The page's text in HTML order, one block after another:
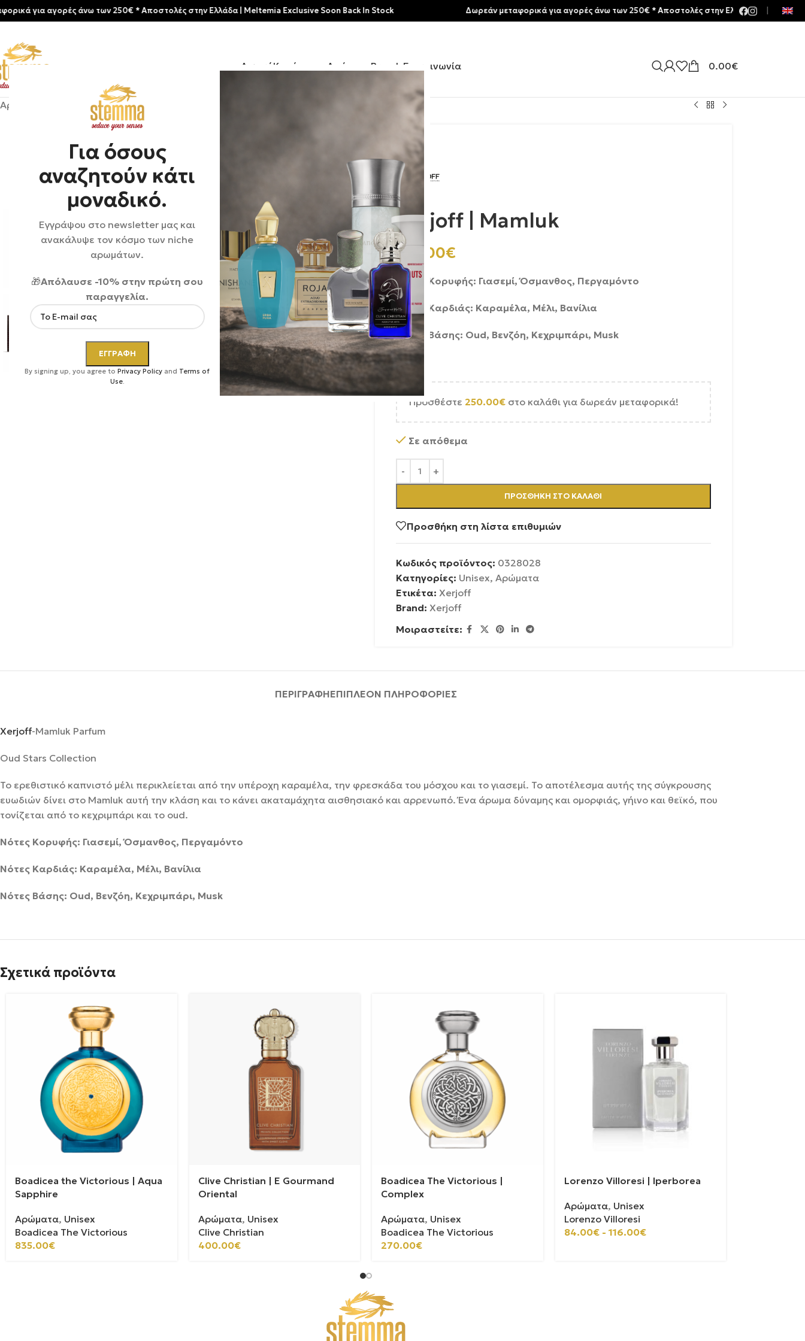
Για όσους
αναζητούν κάτι
μοναδικό.
Εγγράψου στο newsletter μας και
ανακάλυψε τον κόσμο των niche
αρωμάτων.
🎁Απόλαυσε -10% στην πρώτη σου
παραγγελία.
By signing up, you agree toPrivacy Policy and Terms of
Use.
Αρχική Κατάστημα Αρώματα Brands Επικοινωνία 0.00€
Αρχική σελίδα Shop/Αρώματα/
Κάντε κλικ για μεγέθυνση
Xerjoff | Mamluk
275.00€
Νότες Κορυφής: Γιασεμί, Όσμανθος, Περγαμόντο
Νότες Καρδιάς: Καραμέλα, Μέλι, Βανίλια
Νότες Βάσης: Oud, Βενζόη, Κεχριμπάρι, Musk
Προσθέστε 250.00€στο καλάθι για δωρεάν μεταφορικά!
Σε απόθεμα
ΠΡΟΣΘΉΚΗ ΣΤΟ ΚΑΛΆΘΙ
Προσθήκη στη λίστα επιθυμιών
Κωδικός προϊόντος: 0328028
Κατηγορίες: Unisex, Αρώματα
Ετικέτα: Xerjoff
Brand: Xerjoff
Μοιραστείτε:
ΠΕΡΙΓΡΑΦΉΕΠΙΠΛΈΟΝ ΠΛΗΡΟΦΟΡΊΕΣ
Xerjoff-Mamluk Parfum
Oud Stars Collection
Το ερεθιστικό καπνιστό μέλι περικλείεται από την υπέροχη καραμέλα, την φρεσκάδα του μόσχου και το γιασεμί. Το αποτέλεσμα αυτής της σύγκρουσης
ευωδιών δίνει στο Mamluk αυτή την κλάση και το κάνει ακαταμάχητα αισθησιακό και αρρενωπό. Ένα άρωμα δύναμης και ομορφιάς, γήινο και θεϊκό, που
τονίζεται από το κεχριμπάρι και το oud.
Νότες Κορυφής: Γιασεμί, Όσμανθος, Περγαμόντο
Νότες Καρδιάς: Καραμέλα, Μέλι, Βανίλια
Νότες Βάσης: Oud, Βενζόη, Κεχριμπάρι, Musk
Σχετικά προϊόντα
Boadicea the Victorious | Aqua
Sapphire
Αρώματα, Unisex
Boadicea The Victorious
835.00€
Clive Christian | E Gourmand
Oriental
Αρώματα, Unisex
Clive Christian
400.00€
Boadicea The Victorious |
Complex
Αρώματα, Unisex
Boadicea The Victorious
270.00€
Lorenzo Villoresi | Iperborea
Αρώματα, Unisex
Lorenzo Villoresi
84.00€ - 116.00€
αγορές άνω των 250€ * Aποστολές στην Ελλάδα | Meltemia Exclusive Soon Back In Stock Δωρεάν μεταφορικά για αγορές άνω των 250€ * Aποστολές στην Ελλάδα | Meltemia